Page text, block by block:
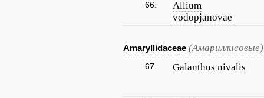
66.
Allium
vodopjanovae
Amaryllidaceae (Амариллисовые)
67. Galanthus nivalis